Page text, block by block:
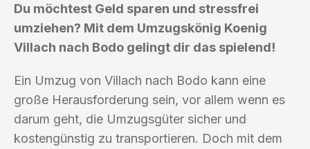
Du möchtest Geld sparen und stressfrei
umziehen? Mit dem Umzugskönig Koenig
Villach nach Bodo gelingt dir das spielend!
Ein Umzug von Villach nach Bodo kann eine
große Herausforderung sein, vor allem wenn es
darum geht, die Umzugsgüter sicher und
kostengünstig zu transportieren. Doch mit dem